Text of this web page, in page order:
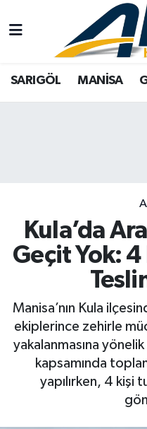
SARIGÖL MANİSA
Kula’da
Geçit Yok:
Manisa’nın Kula
ekiplerince zehirle
yakalanmasına
kapsamında
yapılırken, 4 kişi
Yazarlar
SARIGÖL
SPOR
TARIM
SİYASET
RESMİ İLAN
BİLİM VE
Türkiye
Eğitim
Kültür Sanat
Manisa
RESMİ İLAN
Yaşam
Manisa Nöbetçi
Süper Lig Puan
Tüm Manşetler
Son Dakika
Haber Arşivi